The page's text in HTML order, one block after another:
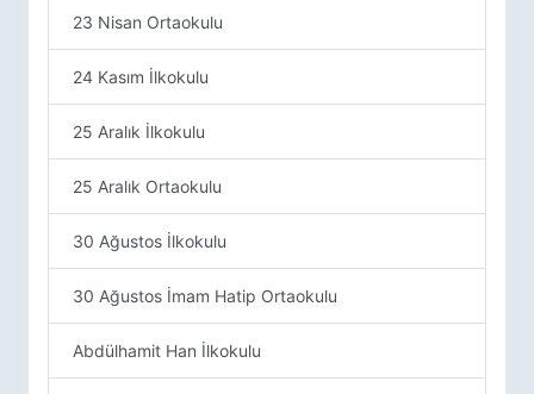
23 Nisan Ortaokulu
24 Kasım İlkokulu
25 Aralık İlkokulu
25 Aralık Ortaokulu
30 Ağustos İlkokulu
30 Ağustos İmam Hatip Ortaokulu
Abdülhamit Han İlkokulu